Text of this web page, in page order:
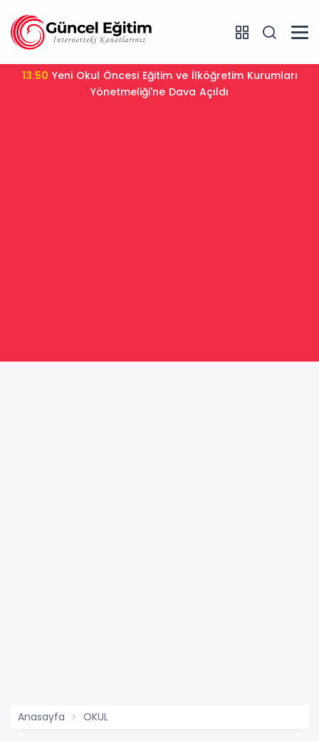
13:50
Yönetmeliği'ne Dava Açıldı
Anasayfa OKUL